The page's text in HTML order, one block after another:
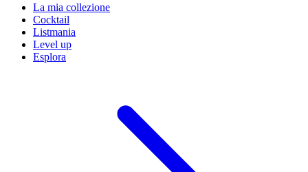
La mia collezione
Cocktail
Listmania
Level up
Esplora